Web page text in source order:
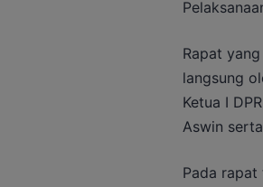
Rapat
langsung
Ketua I
Aswin
Pada rapat